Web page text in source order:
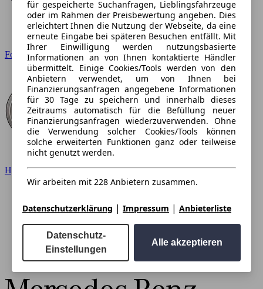
Ford
Hyundai
für gespeicherte Suchanfragen, Lieblingsfahrzeuge
oder im Rahmen der Preisbewertung angeben. Dies
erleichtert Ihnen die Nutzung der Webseite, da eine
erneute Eingabe bei späteren Besuchen entfällt. Mit
Ihrer Einwilligung werden nutzungsbasierte
Informationen an von Ihnen kontaktierte Händler
übermittelt. Einige Cookies/Tools werden von den
Anbietern verwendet, um von Ihnen bei
Finanzierungsanfragen angegebene Informationen
für 30 Tage zu speichern und innerhalb dieses
Zeitraums automatisch für die Befüllung neuer
Finanzierungsanfragen wiederzuverwenden. Ohne
die Verwendung solcher Cookies/Tools können
solche erweiterten Funktionen ganz oder teilweise
nicht genutzt werden.
Wir arbeiten mit 228 Anbietern zusammen.
Datenschutzerklärung | Impressum | Anbieterliste
Datenschutz-
Einstellungen
Alle akzeptieren